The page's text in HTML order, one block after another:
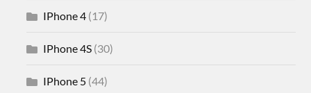
IPhone 4 (17)
IPhone 4S (30)
IPhone 5 (44)